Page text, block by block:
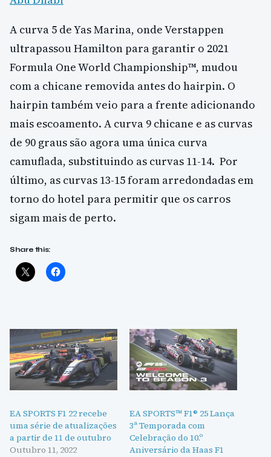
A curva 5 de Yas Marina, onde Verstappen
ultrapassou Hamilton para garantir o 2021
Formula One World Championship™, mudou
com a chicane removida antes do hairpin. O
hairpin também veio para a frente adicionando
mais escoamento. A curva 9 chicane e as curvas
de 90 graus são agora uma única curva
camuflada, substituindo as curvas 11-14. Por
último, as curvas 13-15 foram arredondadas em
torno do hotel para permitir que os carros
sigam mais de perto.
Share this:
EA SPORTS F1 22 recebe
uma série de atualizações
a partir de 11 de outubro
Outubro 11, 2022
EA SPORTS™ F1® 25 Lança
3ª Temporada com
Celebração do 10.º
Aniversário da Haas F1